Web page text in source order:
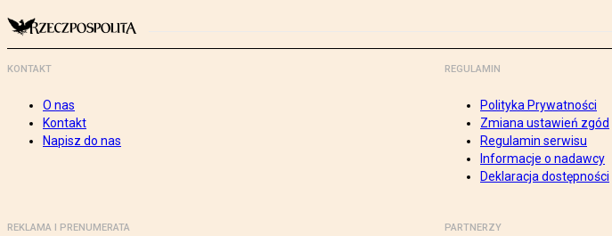
KONTAKT
O nas
Kontakt
Napisz do nas
REGULAMIN
Polityka Prywatności
Zmiana ustawień zgód
Regulamin serwisu
Informacje o nadawcy
Deklaracja dostępności
REKLAMA I PRENUMERATA PARTNERZY